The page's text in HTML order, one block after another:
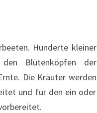
Hunderte kleiner
Blütenköpfen der
Die Kräuter werden
und für den ein oder